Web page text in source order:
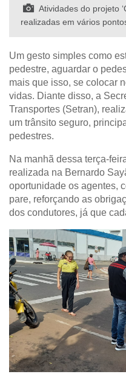
Atividades do projeto
realizadas em vários
Um gesto simples como
pedestre, aguardar o
mais que isso, se colocar
vidas. Diante disso, a
Transportes (Setran),
um trânsito seguro,
pedestres.
Na manhã dessa terça-
realizada na Bernardo
oportunidade os agentes,
pare, reforçando as
dos condutores, já que